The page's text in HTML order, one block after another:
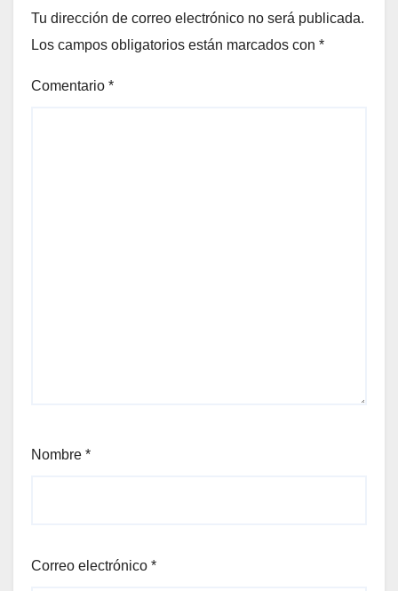
Tu dirección de correo electrónico no será publicada.
Los campos obligatorios están marcados con *
Comentario *
Nombre *
Correo electrónico *